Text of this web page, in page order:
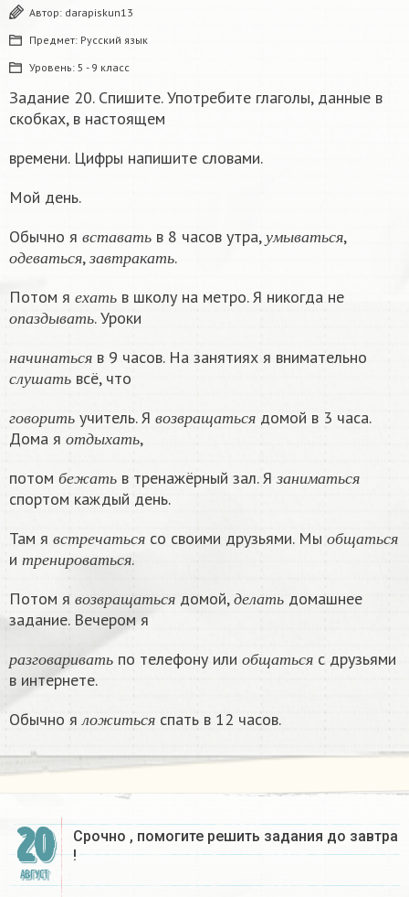
Автор: darapiskun13
Предмет: Русский язык
Уровень: 5 - 9 класс
Задание 20. Спишите. Употребите глаголы, данные в
скобках, в настоящем
времени. Цифры напишите словами.
Мой день.
Обычно я
в с т а в а т ь в 8 часов утра, умыв а т ься ,
о д е в а т ься
одевать с я, з а в т р а ка т ь
завтрака ть .
Потом я
еха т ь в школу на метро. Я никогда не
о п а з д ыв а т ь
опаздыв ать. Уроки
н а ч и н а т ься в 9 часов. На занятиях я внимательно
сл у ш а т ь
слушать всё, что
г о в о р и т ь учитель. Я в о з в р а щ а т ься
домой в 3 часа.
Дома я
о т д ыха т ь
о тды хать,
потом
б е ж а т ь
б в тренажёрный зал. Я з а н има т ься
спортом каждый день.
Там я
в с т р е ч а т ься со своими друзьями. Мы о б щ а т ься
б
и т р е н и р о в а т ься
тр енироваться.
Потом я
в о з в р а щ а т ься домой, д ел а т ь
д
домашнее
задание. Вечером я
р а з г о в а р и в а т ь по телефону или о б щ а т ься
б
с друзьями
в интернете.
Обычно ял о ж и т ься спать в 12 часов.
20
АВГУСТ
Срочно , помогите решить задания до завтра
!